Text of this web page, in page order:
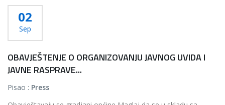
02
Sep
OBAVJEŠTENJE O ORGANIZOVANJU JAVNOG UVIDA I
JAVNE RASPRAVE...
Pisao : Press